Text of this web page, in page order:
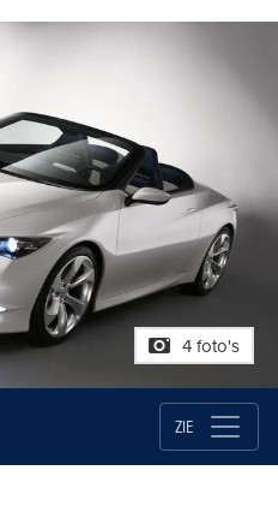
4 foto's
ZIE